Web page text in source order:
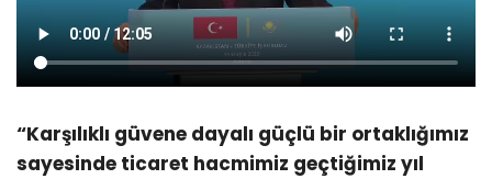
“Karşılıklı güvene dayalı güçlü bir ortaklığımız
sayesinde ticaret hacmimiz geçtiğimiz yıl